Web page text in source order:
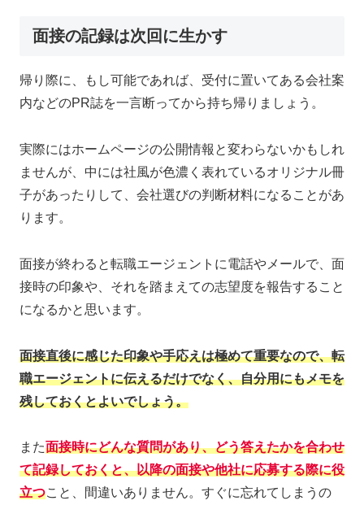
面接の記録は次回に生かす
帰り際に、もし可能であれば、受付に置いてある会社案
内などのPR誌を一言断ってから持ち帰りましょう。
実際にはホームページの公開情報と変わらないかもしれ
ませんが、中には社風が色濃く表れているオリジナル冊
子があったりして、会社選びの判断材料になることがあ
ります。
面接が終わると転職エージェントに電話やメールで、面
接時の印象や、それを踏まえての志望度を報告すること
になるかと思います。
面接直後に感じた印象や手応えは極めて重要なので、転
職エージェントに伝えるだけでなく、自分用にもメモを
残しておくとよいでしょう。
また面接時にどんな質問があり、どう答えたかを合わせ
て記録しておくと、以降の面接や他社に応募する際に役
立つこと、間違いありません。すぐに忘れてしまうの